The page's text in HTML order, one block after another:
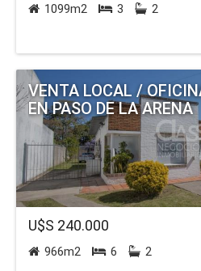
1099m2 3 2
VENTA LOCAL /
EN PASO DE LA ARENA
U$S 240.000
966m2 6 2